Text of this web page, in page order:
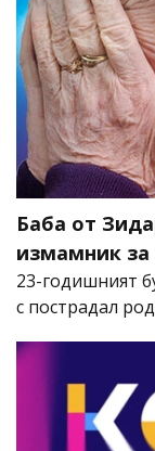
Баба от
измамник
23-годишният
с пострадал